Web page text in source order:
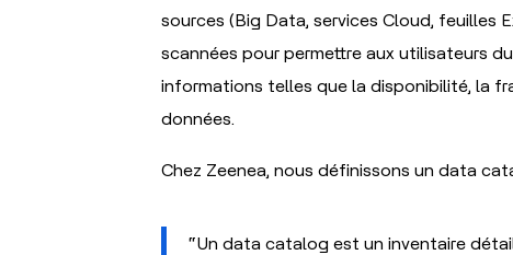
sources (Big Data, services Cloud, feuilles
scannées pour permettre aux utilisateurs
informations telles que la disponibilité, la
données.
Chez Zeenea, nous définissons un data
“Un data catalog est un inventaire